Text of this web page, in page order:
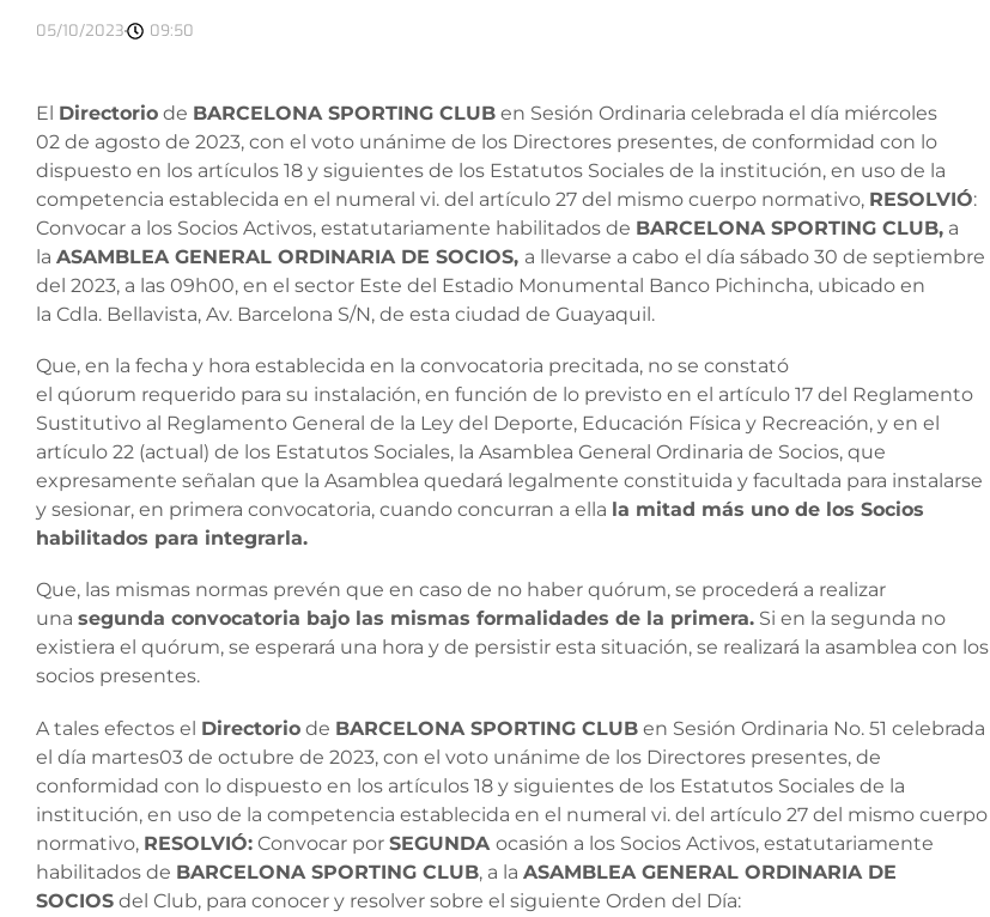
05/10/2023 09:50
El Directorio de BARCELONA SPORTING CLUB en Sesión Ordinaria celebrada el día miércoles
02 de agosto de 2023, con el voto unánime de los Directores presentes, de conformidad con lo
dispuesto en los artículos 18 y siguientes de los Estatutos Sociales de la institución, en uso de la
competencia establecida en el numeral vi. del artículo 27 del mismo cuerpo normativo, RESOLVIÓ:
Convocar a los Socios Activos, estatutariamente habilitados de BARCELONA SPORTING CLUB, a
la ASAMBLEA GENERAL ORDINARIA DE SOCIOS, a llevarse a cabo el día sábado 30 de septiembre
del 2023, a las 09h00, en el sector Este del Estadio Monumental Banco Pichincha, ubicado en
la Cdla. Bellavista, Av. Barcelona S/N, de esta ciudad de Guayaquil.
Que, en la fecha y hora establecida en la convocatoria precitada, no se constató
el qúorum requerido para su instalación, en función de lo previsto en el artículo 17 del Reglamento
Sustitutivo al Reglamento General de la Ley del Deporte, Educación Física y Recreación, y en el
artículo 22 (actual) de los Estatutos Sociales, la Asamblea General Ordinaria de Socios, que
expresamente señalan que la Asamblea quedará legalmente constituida y facultada para instalarse
y sesionar, en primera convocatoria, cuando concurran a ella la mitad más uno de los Socios
habilitados para integrarla.
Que, las mismas normas prevén que en caso de no haber quórum, se procederá a realizar
una segunda convocatoria bajo las mismas formalidades de la primera. Si en la segunda no
existiera el quórum, se esperará una hora y de persistir esta situación, se realizará la asamblea con los
socios presentes.
A tales efectos el Directorio de BARCELONA SPORTING CLUB en Sesión Ordinaria No. 51 celebrada
el día martes03 de octubre de 2023, con el voto unánime de los Directores presentes, de
conformidad con lo dispuesto en los artículos 18 y siguientes de los Estatutos Sociales de la
institución, en uso de la competencia establecida en el numeral vi. del artículo 27 del mismo cuerpo
normativo, RESOLVIÓ: Convocar por SEGUNDA ocasión a los Socios Activos, estatutariamente
habilitados de BARCELONA SPORTING CLUB, a la ASAMBLEA GENERAL ORDINARIA DE
SOCIOS del Club, para conocer y resolver sobre el siguiente Orden del Día: